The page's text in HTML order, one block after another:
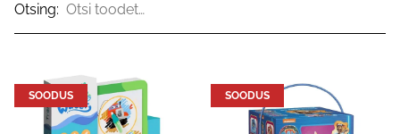
Otsing:
SOODUS SOODUS